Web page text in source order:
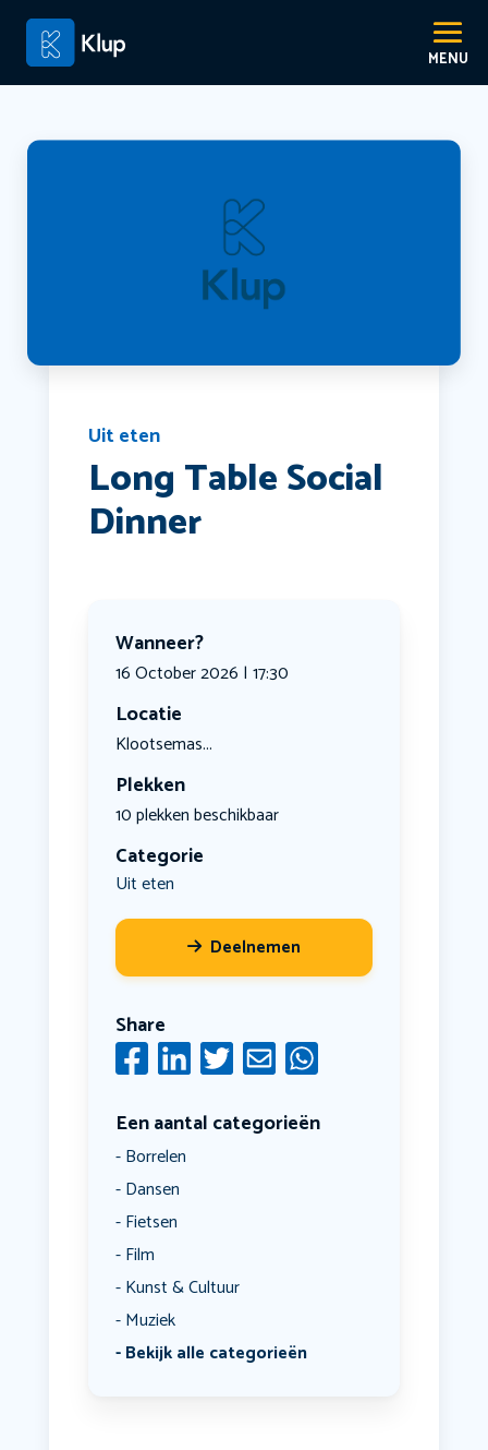
Uit eten
Long Table Social
Dinner
Wanneer?
16 October 2026 | 17:30
Locatie
Klootsemas...
Plekken
10 plekken beschikbaar
Categorie
Uit eten
Deelnemen
Share
Een aantal categorieën
Borrelen
Dansen
Fietsen
Film
Kunst & Cultuur
Muziek
Bekijk alle categorieën